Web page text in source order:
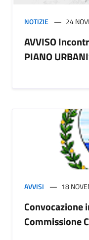
NOTIZIE 24
AVVISO
PIANO
AVVISI 18
Convocazione
Commissione